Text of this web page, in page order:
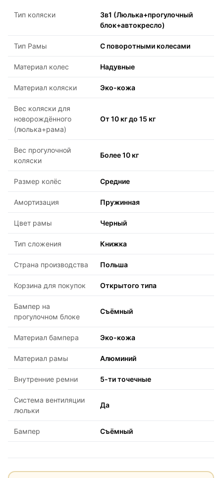
Тип коляски
3в1 (Люлька+прогулочный
блок+автокресло)
Тип Рамы С поворотными колесами
Материал колес Надувные
Материал коляски Эко-кожа
Вес коляски для
новорождённого
(люлька+рама)
От 10 кг до 15 кг
Вес прогулочной
коляски
Более 10 кг
Размер колёс Средние
Амортизация Пружинная
Цвет рамы Черный
Тип сложения Книжка
Страна производства Польша
Корзина для покупок Открытого типа
Бампер на
прогулочном блоке
Съёмный
Материал бампера Эко-кожа
Материал рамы Алюминий
Внутренние ремни 5-ти точечные
Система вентиляции
люльки
Да
Бампер Съёмный